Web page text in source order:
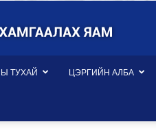
ТУХАЙ ЦЭРГИЙН АЛБА